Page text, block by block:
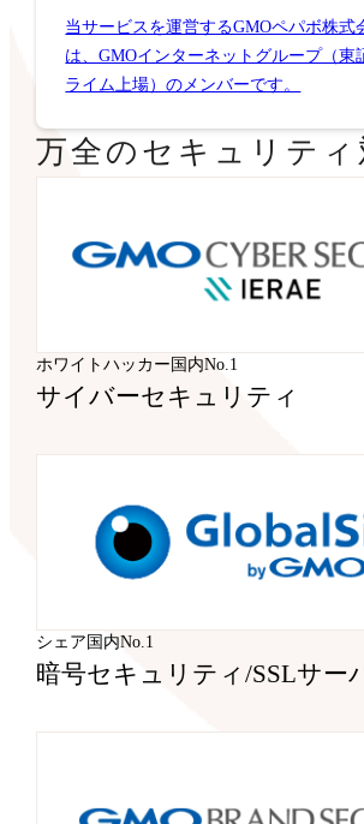
当サービスを運営するGMOペパボ株式
は、GMOインターネットグループ（東
ライム上場）のメンバーです。
万全のセキュリティ
ホワイトハッカー国内No.1
サイバーセキュリティ
シェア国内No.1
暗号セキュリティ/SSLサー